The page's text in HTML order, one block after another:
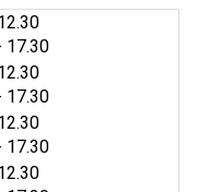
17.30
17.30
17.30